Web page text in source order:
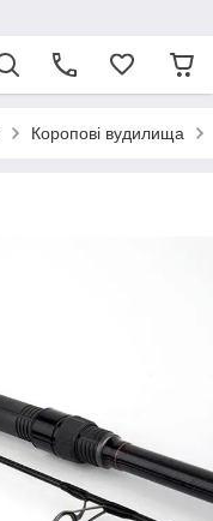
Коропові вудилища